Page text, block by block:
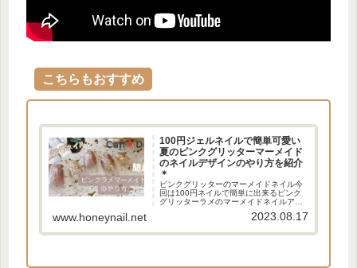
こちらもおすすめ
100円ジェルネイルで簡単可愛い
夏のピンクグリッターマーメイド
のネイルデザインのやり方を紹介
＊
ピンクグリッターのマーメイドネイル今
回は100円ネイルで簡単に出来るピンク
グリッターラメのマーメイドネイルアー
が光る夏の可愛いネイルデザインです！
インで簡単に出来るので...
www.honeynail.net 2023.08.17